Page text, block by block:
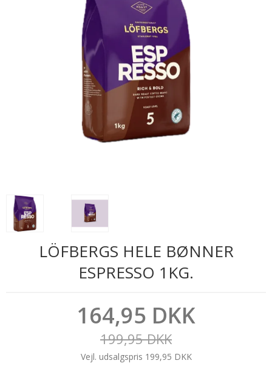
LÖFBERGS HELE BØNNER
ESPRESSO 1KG.
164,95 DKK
199,95 DKK
Vejl. udsalgspris 199,95 DKK